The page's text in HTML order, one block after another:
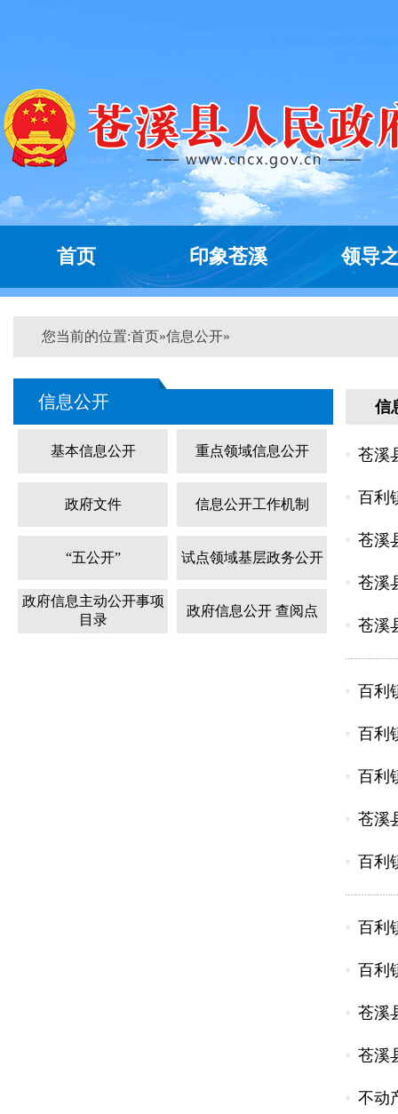
首页 印象苍溪 领导
您当前的位置:首页»信息公开»
信息公开
基本信息公开 重点领域信息公开
政府文件 信息公开工作机制
“五公开” 试点领域基层政务公开
政府信息主动公开事项
目录
政府信息公开 查阅点
信
苍溪
百利
苍溪
苍溪
苍溪
百利
百利
百利
苍溪
百利
百利
百利
苍溪
苍溪
不动